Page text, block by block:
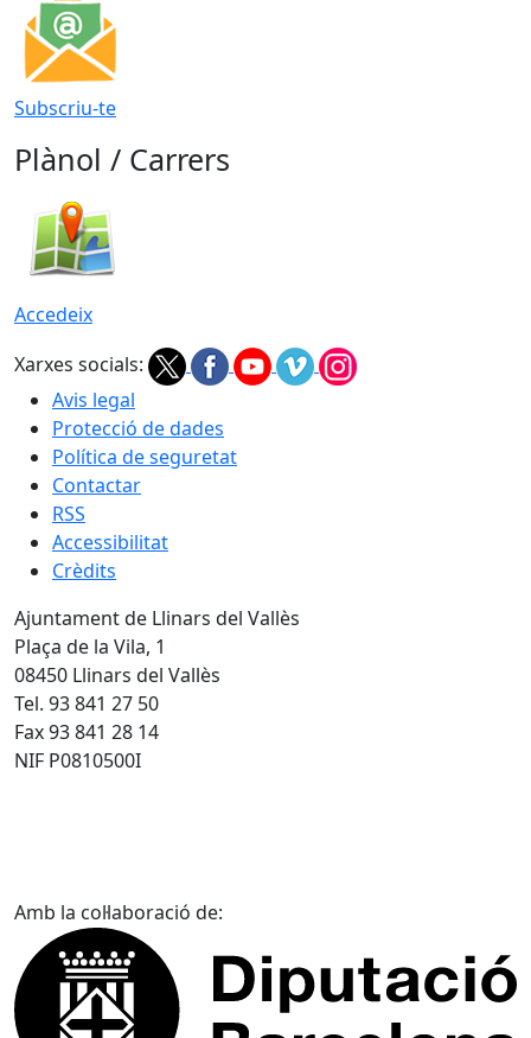
Subscriu-te
Plànol / Carrers
Accedeix
Xarxes socials:
Avis legal
Protecció de dades
Política de seguretat
Contactar
RSS
Accessibilitat
Crèdits
Ajuntament de Llinars del Vallès
Plaça de la Vila, 1
08450 Llinars del Vallès
Tel. 93 841 27 50
Fax 93 841 28 14
NIF P0810500I
Amb la col·laboració de: